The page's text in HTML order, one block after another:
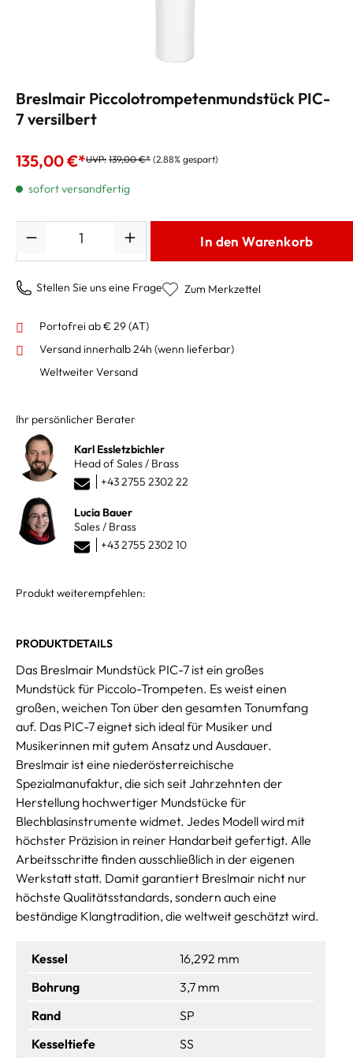
Breslmair Piccolotrompetenmundstück PIC-
7 versilbert
135,00 €*UVP: 139,00 €* (2.88% gespart)
sofort versandfertig
In den Warenkorb
Stellen Sie uns eine Frage Zum Merkzettel
Portofrei ab € 29 (AT)
Versand innerhalb 24h (wenn lieferbar)
Weltweiter Versand
Ihr persönlicher Berater
Karl Essletzbichler
Head of Sales / Brass
+43 2755 2302 22
Lucia Bauer
Sales / Brass
+43 2755 2302 10
Produkt weiterempfehlen:
PRODUKTDETAILS
Das Breslmair Mundstück PIC-7 ist ein großes
Mundstück für Piccolo-Trompeten. Es weist einen
großen, weichen Ton über den gesamten Tonumfang
auf. Das PIC-7 eignet sich ideal für Musiker und
Musikerinnen mit gutem Ansatz und Ausdauer.
Breslmair ist eine niederösterreichische
Spezialmanufaktur, die sich seit Jahrzehnten der
Herstellung hochwertiger Mundstücke für
Blechblasinstrumente widmet. Jedes Modell wird mit
höchster Präzision in reiner Handarbeit gefertigt. Alle
Arbeitsschritte finden ausschließlich in der eigenen
Werkstatt statt. Damit garantiert Breslmair nicht nur
höchste Qualitätsstandards, sondern auch eine
beständige Klangtradition, die weltweit geschätzt wird.
Kessel
16,292 mm
Bohrung
3,7 mm
Rand
SP
Kesseltiefe
SS